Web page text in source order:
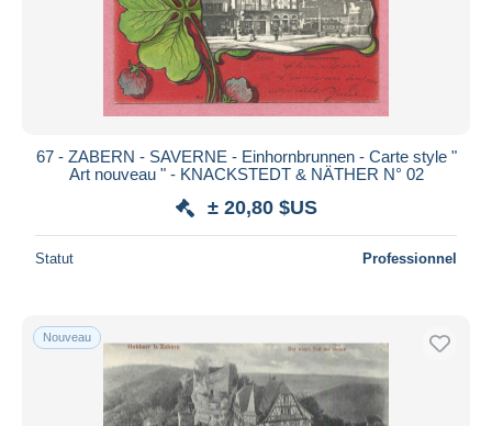
67 - ZABERN - SAVERNE - Einhornbrunnen - Carte style "
Art nouveau " - KNACKSTEDT & NÄTHER N° 02
± 20,80 $US
Statut Professionnel
Nouveau